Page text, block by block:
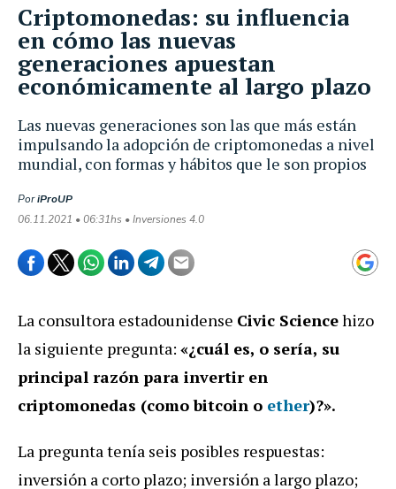
Las nuevas generaciones son las que más están
impulsando la adopción de criptomonedas a nivel
mundial, con formas y hábitos que le son propios
PoriProUP
06.11.2021 • 06:31hs • Inversiones 4.0
Criptomonedas: su influencia
en cómo las nuevas
generaciones apuestan
económicamente al largo plazo
La consultora estadounidense Civic Sciencehizo
la siguiente pregunta: «¿cuál es, o sería, su
principal razón para invertir en
criptomonedas (como bitcoin o ether)?».
La pregunta tenía seis posibles respuestas:
inversión a corto plazo; inversión a largo plazo;